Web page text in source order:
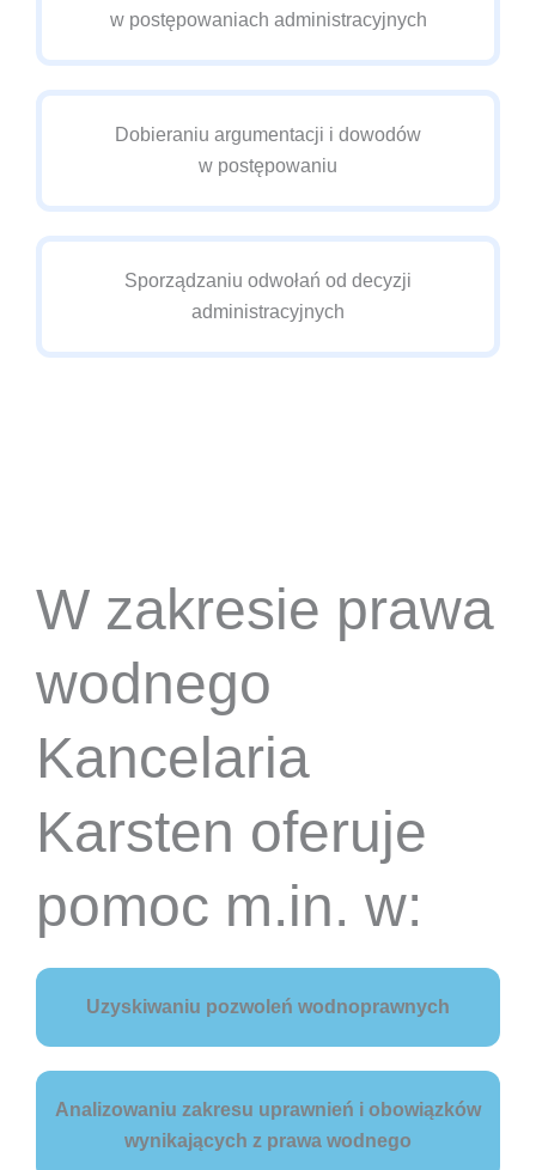
w postępowaniach administracyjnych
Dobieraniu argumentacji i dowodów
w postępowaniu
Sporządzaniu odwołań od decyzji
administracyjnych
W zakresie prawa
wodnego
Kancelaria
Karsten oferuje
pomoc m.in. w:
Uzyskiwaniu pozwoleń wodnoprawnych
Analizowaniu zakresu uprawnień i obowiązków
wynikających z prawa wodnego